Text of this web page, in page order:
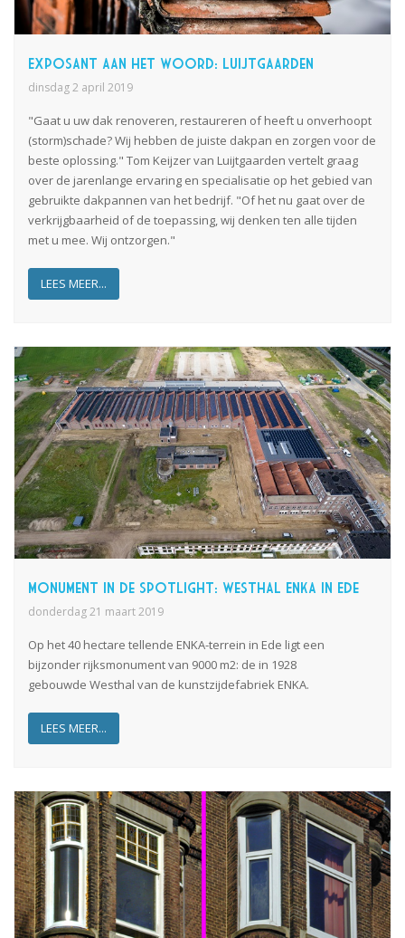
Exposant aan het woord: Luijtgaarden
dinsdag 2 april 2019
"Gaat u uw dak renoveren, restaureren of heeft u onverhoopt
(storm)schade?Wij hebben de juiste dakpan en zorgen voor de
beste oplossing." Tom Keijzer van Luijtgaarden vertelt graag
over de jarenlange ervaring en specialisatie op het gebied van
gebruikte dakpannen van het bedrijf. "Of het nu gaat over de
verkrijgbaarheid of de toepassing, wij denken ten alle tijden
met u mee. Wij ontzorgen."
LEES MEER...
Monument in de spotlight: Westhal Enka in Ede
donderdag 21 maart 2019
Op het40 hectare tellende ENKA-terrein in Ede ligt een
bijzonder rijksmonument van 9000 m2: de in 1928
gebouwde Westhal van de kunstzijdefabriek ENKA.
LEES MEER...